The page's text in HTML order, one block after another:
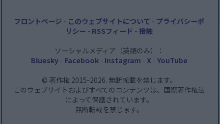
フロントページ - このウェブサイトについて - プライバシーポ
リシー - RSSフィード - 接触
ソーシャルメディア（英語のみ）：
Bluesky- Facebook- Instagram - X - YouTube
© 著作権 2015-2026. 無断転載を禁じます。
このウェブサイトおよびすべてのコンテンツは、国際著作権法
によって保護されています。
無断転載を禁じます。